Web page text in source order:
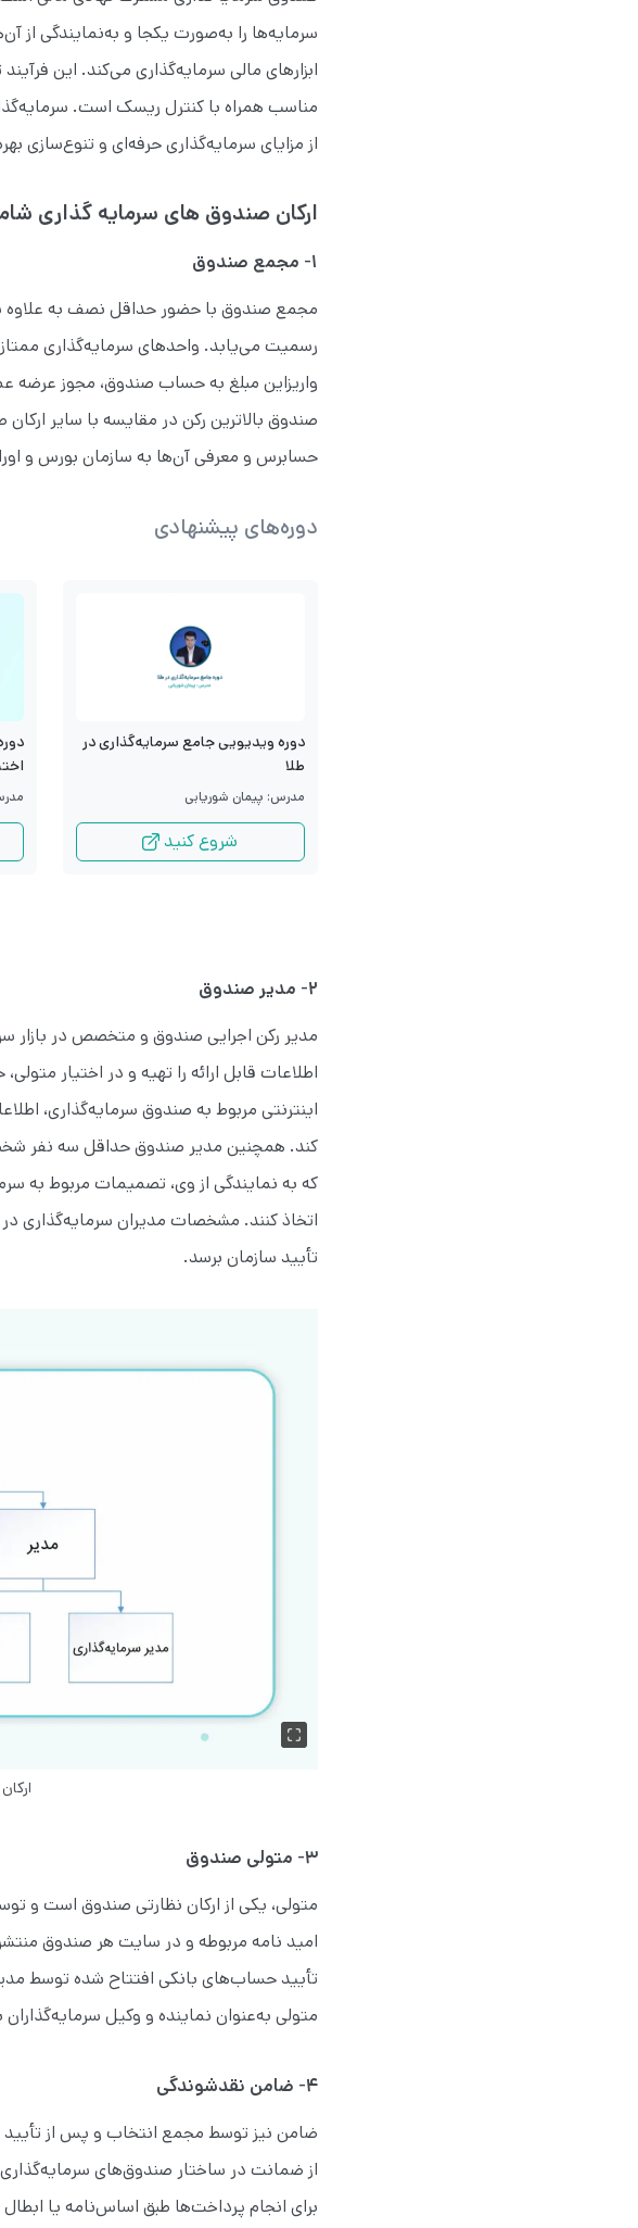
سرمایه‌ها را به‌صورت یکجا و به‌نمایندگی از
ابزارهای مالی سرمایه‌گذاری می‌کند. این
مناسب همراه با کنترل ریسک است.
از مزایای سرمایه‌گذاری حرفه‌ای و تنوع‌سازی
ارکان صندوق های سرمایه گذاری
۱- مجمع صندوق
مجمع صندوق با حضور حداقل نصف به علاوه
رسمیت می‌یابد. واحدهای سرمایه‌گذاری
واریزاین مبلغ به حساب صندوق‌، مجوز عرضه
صندوق‌ بالاترین رکن در مقایسه با سایر
حسابرس و معرفی آن‌ها به سازمان بورس و
دوره‌های پیشنهادی
دوره ویدیویی جامع سرمایه‌گذاری در
طلا
مدرس: پیمان شوریابی
شروع کنید
۲- مدیر صندوق
مدیر رکن اجرایی صندوق‌‌ و متخصص در بازار
اطلاعات قابل ارائه را تهیه و در اختیار
اینترنتی مربوط به صندوق‌ سرمایه‌گذاری،
کند. همچنین مدیر صندوق‌‌ حداقل سه نفر
که به نمایندگی از وی، تصمیمات مربوط به
اتخاذ کنند. مشخصات مدیران سرمایه‌گذاری
تأیید سازمان برسد.
۳- متولی صندوق
متولی، یکی از ارکان نظارتی صندوق‌ است و
امید نامه مربوطه و در سایت هر صندوق‌
تأیید حساب‌های بانکی افتتاح‌ شده توسط
متولی به‌عنوان نماینده و وکیل
۴- ضامن نقدشوندگی
ضامن نیز توسط مجمع انتخاب و پس از
از ضمانت در ساختار صندوق‌های
برای انجام پرداخت‌ها طبق اساس‌نامه یا